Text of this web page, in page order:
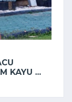
KAYU ...